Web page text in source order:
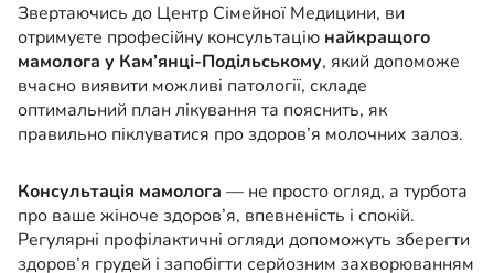
Звертаючись до Центр Сімейної Медицини, ви
отримуєте професійну консультацію найкращого
мамолога у Кам’янці-Подільському, який допоможе
вчасно виявити можливі патології, складе
оптимальний план лікування та пояснить, як
правильно піклуватися про здоров’я молочних залоз.
Консультація мамолога — не просто огляд, а турбота
про ваше жіноче здоров’я, впевненість і спокій.
Регулярні профілактичні огляди допоможуть зберегти
здоров’я грудей і запобігти серйозним захворюванням